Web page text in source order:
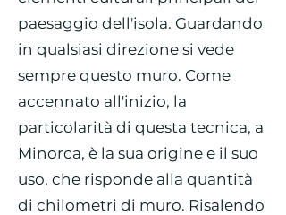
paesaggio dell'isola. Guardando
in qualsiasi direzione si vede
sempre questo muro. Come
accennato all'inizio, la
particolarità di questa tecnica, a
Minorca, è la sua origine e il suo
uso, che risponde alla quantità
di chilometri di muro. Risalendo